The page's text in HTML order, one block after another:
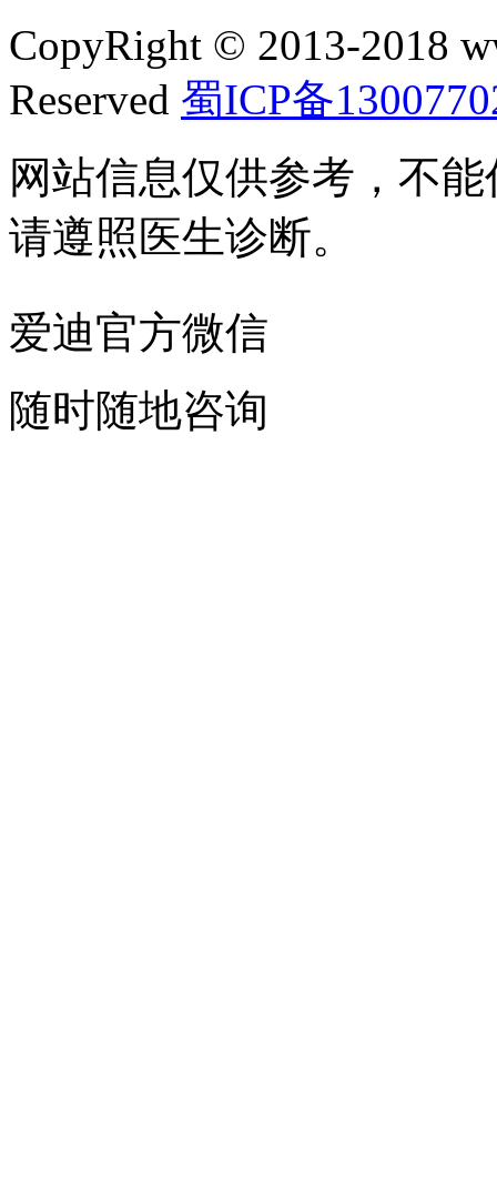
CopyRight © 2013-2018
Reserved 蜀ICP备
网站信息仅供参考，不
请遵照医生诊断。
爱迪官方微信
随时随地咨询